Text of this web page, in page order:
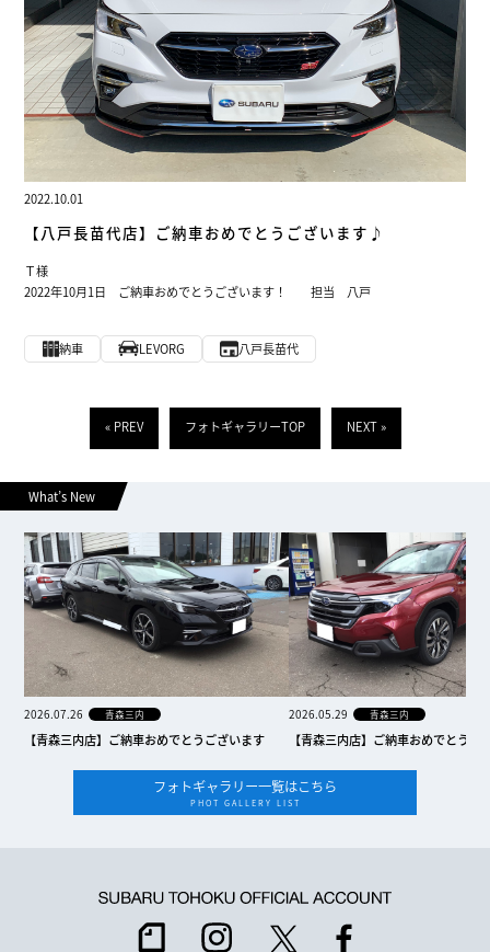
2022.10.01
【八戸長苗代店】ご納車おめでとうございます♪
Ｔ様
2022年10月1日 ご納車おめでとうございます！ 担当 八戸
納車 LEVORG 八戸長苗代
« PREV フォトギャラリーTOP NEXT »
What’s New
2026.07.26 青森三内
【青森三内店】ご納車おめでとうございます
2026.05.29 青森三内
【青森三内店】ご納車おめでとうご
フォトギャラリー一覧はこちら
PHOT GALLERY LIST